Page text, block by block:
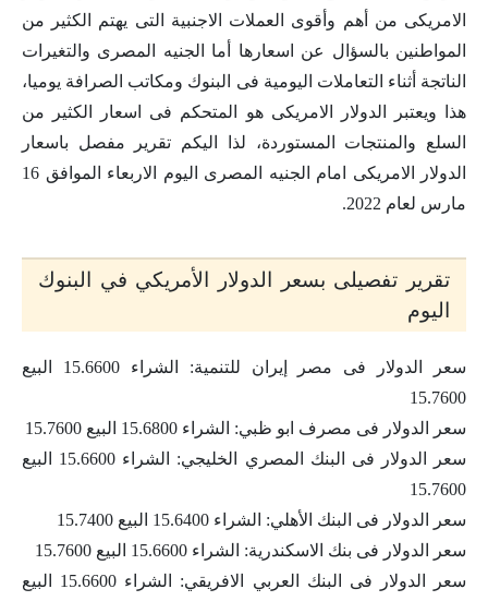
الامريكى من أهم وأقوى العملات الاجنبية التى يهتم الكثير من
المواطنين بالسؤال عن اسعارها أما الجنيه المصرى والتغيرات
الناتجة أثناء التعاملات اليومية فى البنوك ومكاتب الصرافة يوميا،
هذا ويعتبر الدولار الامريكى هو المتحكم فى اسعار الكثير من
السلع والمنتجات المستوردة، لذا اليكم تقرير مفصل باسعار
الدولار الامريكى امام الجنيه المصرى اليوم الاربعاء الموافق 16
مارس لعام 2022.
تقرير تفصيلى بسعر الدولار الأمريكي في البنوك
اليوم
سعر الدولار فى مصر إيران للتنمية: الشراء 15.6600 البيع
15.7600
سعر الدولار فى مصرف ابو ظبي: الشراء 15.6800 البيع 15.7600
سعر الدولار فى البنك المصري الخليجي: الشراء 15.6600 البيع
15.7600
سعر الدولار فى البنك الأهلي: الشراء 15.6400 البيع 15.7400
سعر الدولار فى بنك الاسكندرية: الشراء 15.6600 البيع 15.7600
سعر الدولار فى البنك العربي الافريقي: الشراء 15.6600 البيع